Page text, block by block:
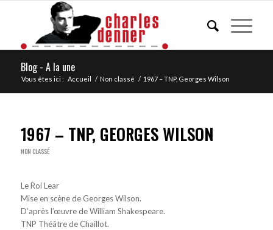
Blog - A la une
Vous êtes ici : Accueil / Non classé / 1967 – TNP, Georges Wilson
1967 – TNP, GEORGES WILSON
NON CLASSÉ
Le Roi Lear
Mise en scène de Georges Wilson.
D’après l’œuvre de William Shakespeare.
TNP Théâtre de Chaillot.